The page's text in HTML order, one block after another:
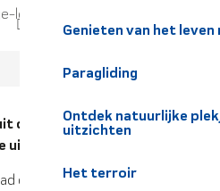
Genieten van het
Paragliding
Ontdek natuurlijke
uitzichten
Het terroir
les-bains.com
des Fougères, een
over de vallei!
door varens, een